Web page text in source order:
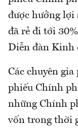
được hưởng lợi
đã rẻ đi tới
Diễn đàn Kinh
Các chuyên
phiếu Chính
những Chính
vốn trong thời